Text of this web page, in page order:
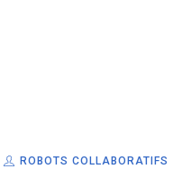
ROBOTS COLLABORATIFS